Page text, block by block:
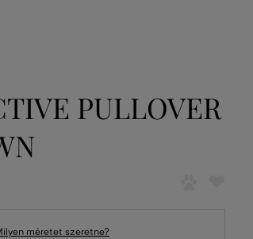
PULLOVER
méretet szeretne?